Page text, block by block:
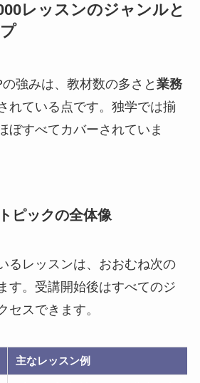
レッスンのジャンルと
強みは、教材数の多さと 業務
れている点です。独学では揃
ぼすべてカバーされていま
ピックの全体像
るレッスンは、おおむね次の
す。受講開始後はすべてのジ
セスできます。
主なレッスン例